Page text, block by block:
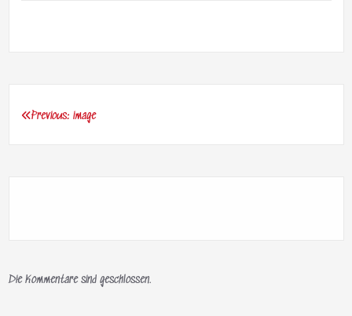
Beitragsnavigation
Previous: image
Die Kommentare sind geschlossen.